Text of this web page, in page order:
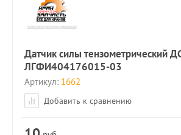
Датчик силы тензометрический
ЛГФИ404176015-03
Артикул: 1662
Добавить к сравнению